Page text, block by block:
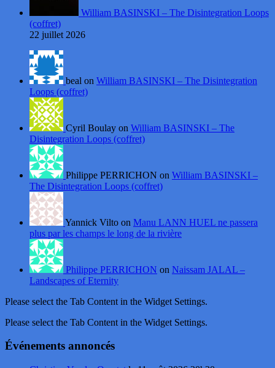
William BASINSKI – The Disintegration Loops
(coffret)
22 juillet 2026
beal on William BASINSKI – The Disintegration
Loops (coffret)
Cyril Boulay on William BASINSKI – The
Disintegration Loops (coffret)
Philippe PERRICHON on William BASINSKI –
The Disintegration Loops (coffret)
Yannick Vilto on Manu LANN HUEL ne passera
plus par les champs le long de la rivière
Philippe PERRICHON on Naissam JALAL –
Landscapes of Eternity
Please select the Tab Content in the Widget Settings.
Please select the Tab Content in the Widget Settings.
Événements annoncés